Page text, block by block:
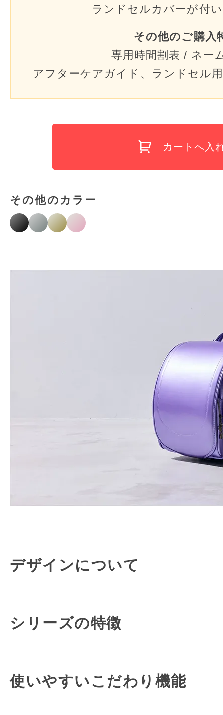
ランドセルカバーが付
その他のご購入
専用時間割表 / ネー
アフターケアガイド、ランドセル
カートへ入
その他のカラー
デザインについて
シリーズの特徴
より軽く、より背
使いやすいこだわり機能